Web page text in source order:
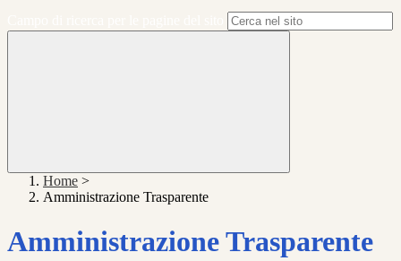
Home >
Amministrazione Trasparente
Amministrazione Trasparente